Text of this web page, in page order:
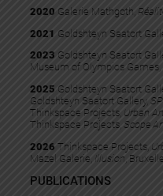
2020 Galerie Mathgoth,
2021 Goldshteyn Saatort
2023 Goldshteyn Saatort
Museum of Olympics Games,
2025 Goldshteyn Saatort
Goldshteyn Saatort Gallery,
Thinkspace Projects, Urban
Thinkspace Projects, Scope
2026 Thinkspace Projects,
Mazel Galerie, Illusion ,
PUBLICATIONS